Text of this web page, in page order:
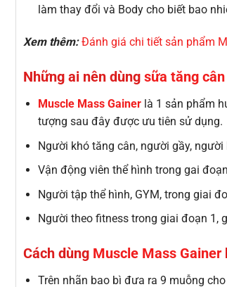
làm thay đổi và Body cho biết bao
Xem thêm: Đánh giá chi tiết sản phẩm
Những ai nên dùng sữa tăng
Muscle Mass Gainerlà 1 sản phẩm
tượng sau đây được ưu tiên sử dụng.
Người khó tăng cân, người gầy, người
Vận động viên thể hình trong gai
Người tập thể hình, GYM, trong giai
Người theo fitness trong giai đoạn 1,
Cách dùng Muscle Mass Gainer
Trên nhãn bao bì đưa ra 9 muỗng